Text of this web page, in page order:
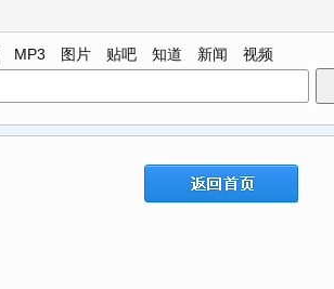
MP3 图片 贴吧 知道 新闻 视频